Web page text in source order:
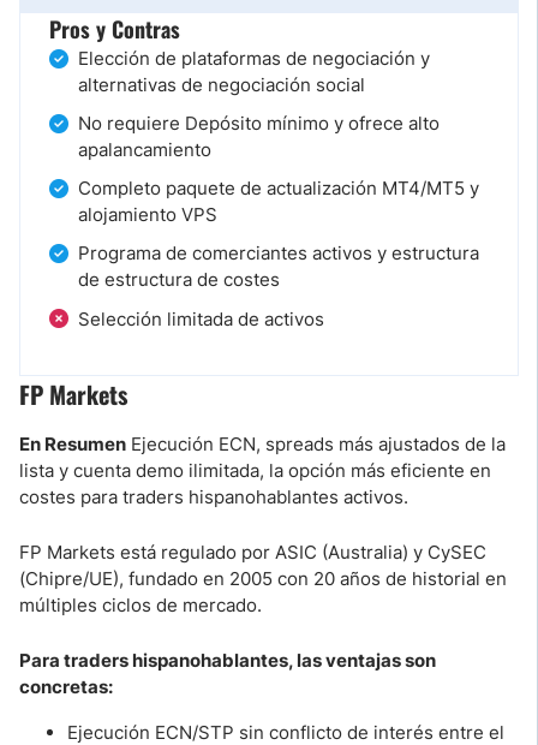
Pros y Contras
Elección de plataformas de negociación y
alternativas de negociación social
No requiere Depósito mínimo y ofrece alto
apalancamiento
Completo paquete de actualización MT4/MT5 y
alojamiento VPS
Programa de comerciantes activos y estructura
de estructura de costes
Selección limitada de activos
FP Markets
En Resumen Ejecución ECN, spreads más ajustados de la
lista y cuenta demo ilimitada, la opción más eficiente en
costes para traders hispanohablantes activos.
FP Markets está regulado por ASIC (Australia) y CySEC
(Chipre/UE), fundado en 2005 con 20 años de historial en
múltiples ciclos de mercado.
Para traders hispanohablantes, las ventajas son
concretas:
Ejecución ECN/STP sin conflicto de interés entre el